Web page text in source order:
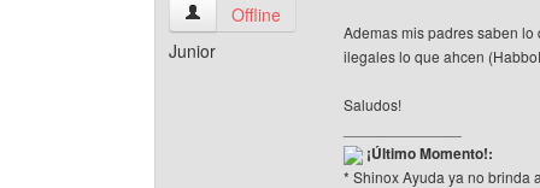
shinoxayuda Ver perfil del usuario
Offline
Junior
Ademas mis padres saben
ilegales lo que ahcen
Saludos!
¡Último Momento!:
* Shinox Ayuda ya no brinda